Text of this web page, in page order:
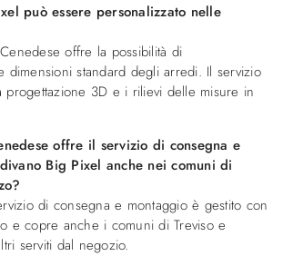
può essere personalizzato nelle
offre la possibilità di
dimensioni standard degli arredi. Il servizio
progettazione 3D e i rilievi delle misure in
offre il servizio di consegna e
Big Pixel anche nei comuni di
di consegna e montaggio è gestito con
e copre anche i comuni di Treviso e
serviti dal negozio.